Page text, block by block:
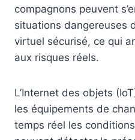
compagnons peuvent
situations dangereuses
virtuel sécurisé, ce qui
aux risques réels.
L’Internet des objets
les équipements de
temps réel les